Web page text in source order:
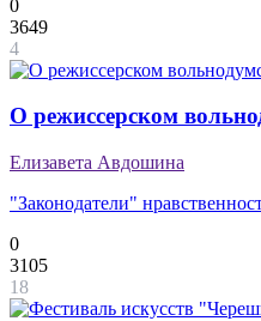
0
3649
4
О режиссерском
Елизавета Авдошина
"Законодатели"
0
3105
18